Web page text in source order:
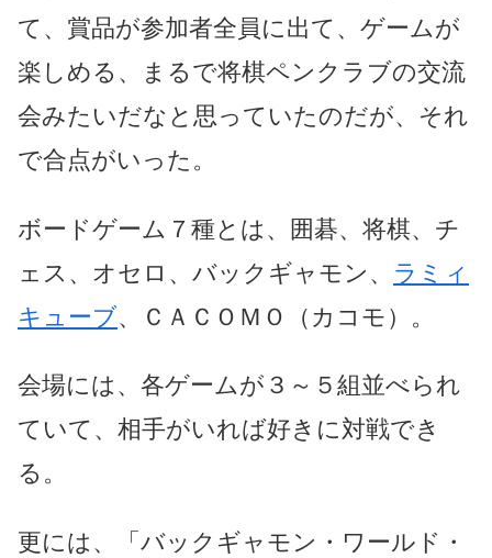
て、賞品が参加者全員に出て、ゲームが
楽しめる、まるで将棋ペンクラブの交流
会みたいだなと思っていたのだが、それ
で合点がいった。
ボードゲーム７種とは、囲碁、将棋、チ
ェス、オセロ、バックギャモン、 ラミィ
キューブ、ＣＡＣＯＭＯ（カコモ）。
会場には、各ゲームが３～５組並べられ
ていて、相手がいれば好きに対戦でき
る。
更には、「バックギャモン・ワールド・